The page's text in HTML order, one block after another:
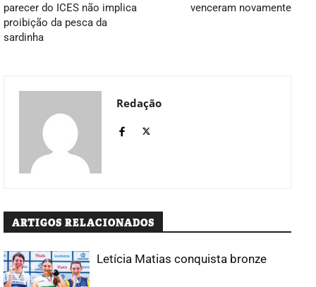
parecer do ICES não implica
proibição da pesca da
sardinha
venceram novamente
Redação
ARTIGOS RELACIONADOS
Letícia Matias conquista bronze